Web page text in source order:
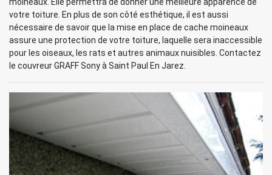
votre toiture. En plus de son côté esthétique, il est aussi
nécessaire de savoir que la mise en place de cache moineaux
assure une protection de votre toiture, laquelle sera inaccessible
pour les oiseaux, les rats et autres animaux nuisibles. Contactez
le couvreur GRAFF Sony à Saint Paul En Jarez.